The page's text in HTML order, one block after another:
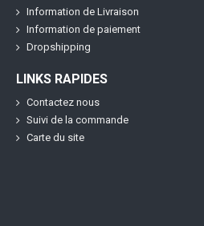
Information de Livraison
Information de paiement
Dropshipping
LINKS RAPIDES
Contactez nous
Suivi de la commande
Carte du site